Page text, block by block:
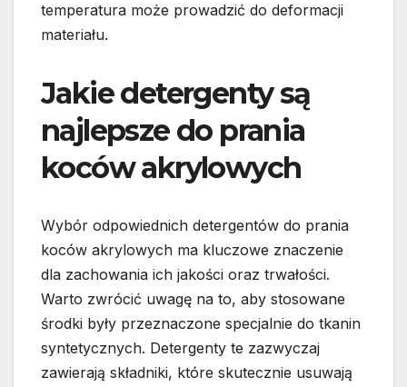
temperatura może prowadzić do deformacji
materiału.
Jakie detergenty są
najlepsze do prania
koców akrylowych
Wybór odpowiednich detergentów do prania
koców akrylowych ma kluczowe znaczenie
dla zachowania ich jakości oraz trwałości.
Warto zwrócić uwagę na to, aby stosowane
środki były przeznaczone specjalnie do tkanin
syntetycznych. Detergenty te zazwyczaj
zawierają składniki, które skutecznie usuwają